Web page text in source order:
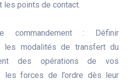
les points de contact.
commandement : Définir
les modalités de transfert du
des opérations de vos
les forces de l’ordre dès leur